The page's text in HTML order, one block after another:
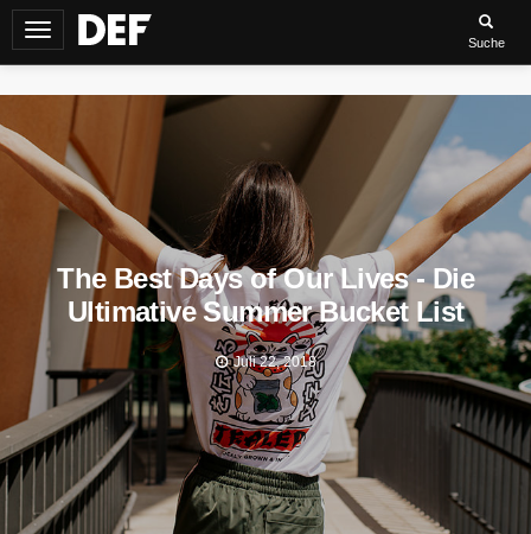
Navigation
umschalten
Suche
The Best Days of Our Lives - Die
Ultimative Summer Bucket List
Juli 22, 2018